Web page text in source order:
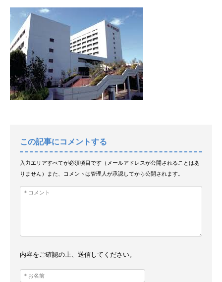
この記事にコメントする
入力エリアすべてが必須項目です（メールアドレスが公開されることはあ
りません）また、コメントは管理人が承認してから公開されます。
内容をご確認の上、送信してください。